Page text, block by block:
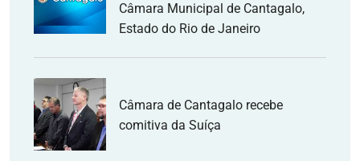
Câmara Municipal de Cantagalo,
Estado do Rio de Janeiro
Câmara de Cantagalo recebe
comitiva da Suíça